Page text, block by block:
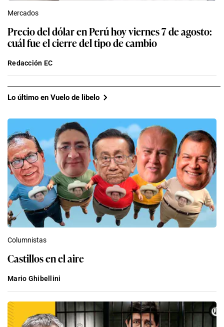
Mercados
Precio del dólar en Perú hoy viernes 7 de agosto:
cuál fue el cierre del tipo de cambio
Redacción EC
Lo último en Vuelo de libelo
Columnistas
Castillos en el aire
Mario Ghibellini